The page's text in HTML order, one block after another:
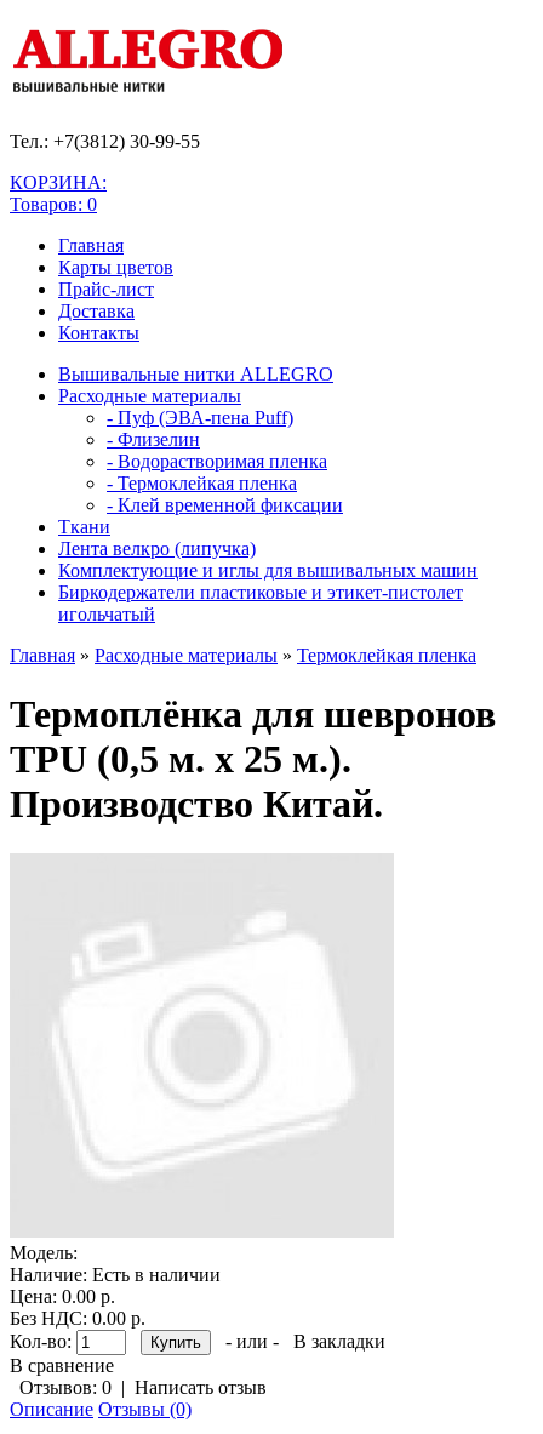
Тел.: +7(3812) 30-99-55
КОРЗИНА:
Товаров: 0
Главная
Карты цветов
Прайс-лист
Доставка
Контакты
Вышивальные нитки ALLEGRO
Расходные материалы
- Пуф (ЭВА-пена Puff)
- Флизелин
- Водорастворимая пленка
- Термоклейкая пленка
- Клей временной фиксации
Ткани
Лента велкро (липучка)
Комплектующие и иглы для вышивальных машин
Биркодержатели пластиковые и этикет-пистолет
игольчатый
Главная » Расходные материалы » Термоклейкая пленка
Термоплёнка для шевронов
TPU (0,5 м. х 25 м.).
Производство Китай.
Модель:
Наличие: Есть в наличии
Цена: 0.00 р.
Без НДС: 0.00 р.
Кол-во:
- или -
В закладки
В сравнение
Отзывов: 0 | Написать отзыв
Описание Отзывы (0)